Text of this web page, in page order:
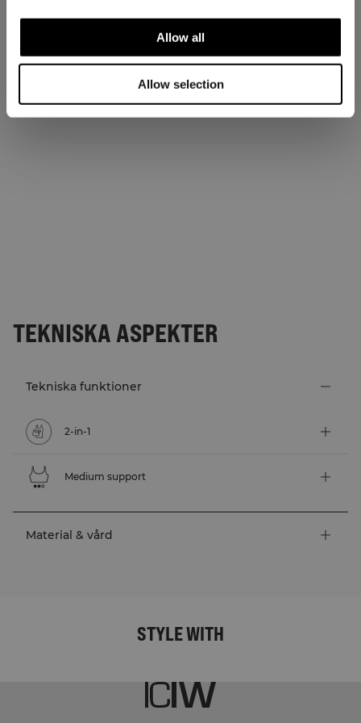
Allow all
Allow selection
TEKNISKA ASPEKTER
Tekniska funktioner
2-in-1
Medium support
Material & vård
STYLE WITH